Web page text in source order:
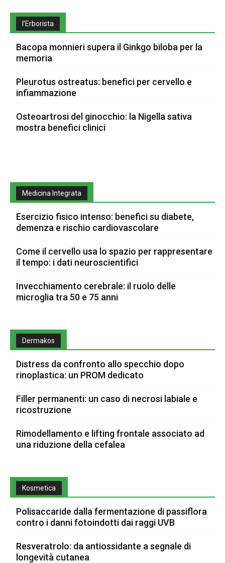
l’Erborista
Bacopa monnieri supera il Ginkgo biloba per la
memoria
Pleurotus ostreatus: benefici per cervello e
infiammazione
Osteoartrosi del ginocchio: la Nigella sativa
mostra benefici clinici
Medicina Integrata
Esercizio fisico intenso: benefici su diabete,
demenza e rischio cardiovascolare
Come il cervello usa lo spazio per rappresentare
il tempo: i dati neuroscientifici
Invecchiamento cerebrale: il ruolo delle
microglia tra 50 e 75 anni
Dermakos
Distress da confronto allo specchio dopo
rinoplastica: un PROM dedicato
Filler permanenti: un caso di necrosi labiale e
ricostruzione
Rimodellamento e lifting frontale associato ad
una riduzione della cefalea
Kosmetica
Polisaccaride dalla fermentazione di passiflora
contro i danni fotoindotti dai raggi UVB
Resveratrolo: da antiossidante a segnale di
longevità cutanea